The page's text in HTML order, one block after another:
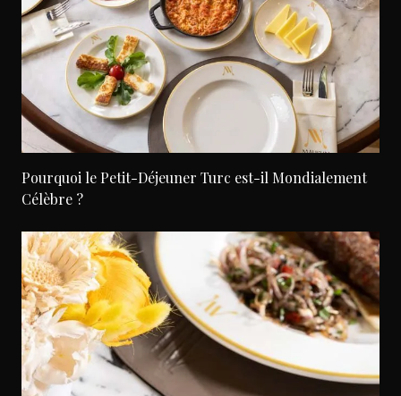
Pourquoi le Petit-Déjeuner Turc est-il Mondialement
Célèbre ?